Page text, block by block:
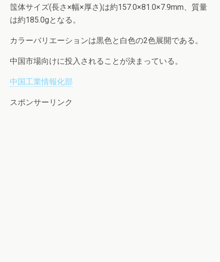
筺体サイズ(長さ×幅×厚さ)は約157.0×81.0×7.9mm、質量
は約185.0gとなる。
カラーバリエーションは黒色と白色の2色展開である。
中国市場向けに投入されることが決まっている。
中国工業情報化部
スポンサーリンク